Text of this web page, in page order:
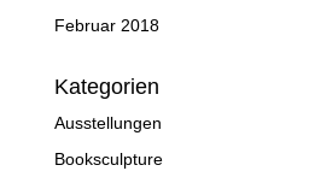
Februar 2018
Kategorien
Ausstellungen
Booksculpture